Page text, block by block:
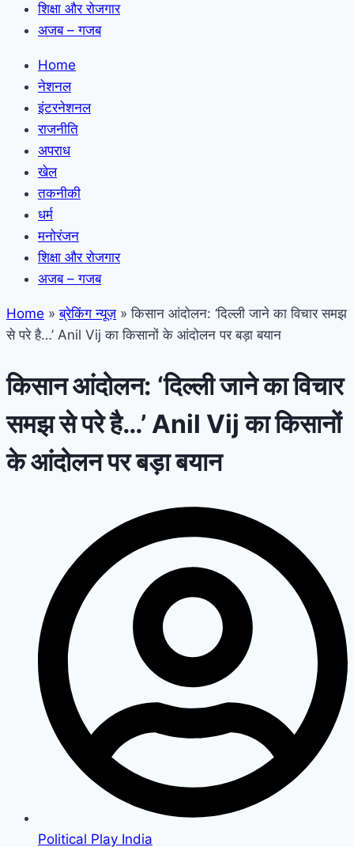
शिक्षा और रोजगार
अजब – गजब
Home
नेशनल
इंटरनेशनल
राजनीति
अपराध
खेल
तकनीकी
धर्म
मनोरंजन
शिक्षा और रोजगार
अजब – गजब
Home » ब्रेकिंग न्यूज़ » किसान आंदोलन: ‘दिल्ली जाने का विचार समझ
से परे है…’ Anil Vij का किसानों के आंदोलन पर बड़ा बयान
किसान आंदोलन: ‘दिल्ली जाने का विचार
समझ से परे है…’ Anil Vij का किसानों
के आंदोलन पर बड़ा बयान
Political Play India